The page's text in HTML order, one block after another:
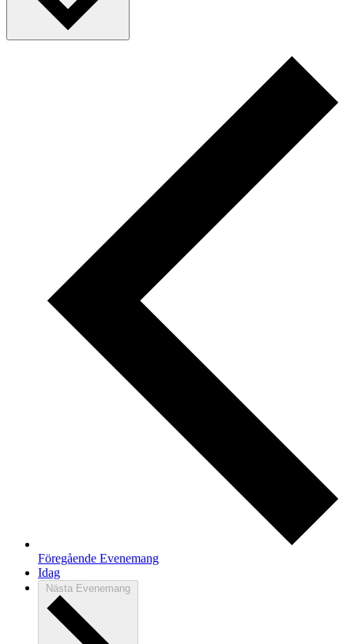
Föregående Evenemang
Idag
Nästa Evenemang